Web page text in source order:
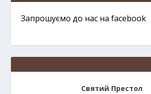
Запрошуємо до нас на facebook
Святий Престол